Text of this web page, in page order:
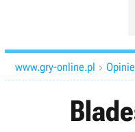
www.gry-online.pl  Opinie